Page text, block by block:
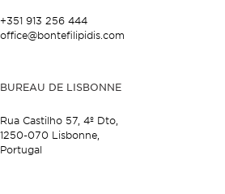
+351 913 256 444
office@bontefilipidis.com
BUREAU DE LISBONNE
Rua Castilho 57, 4º Dto,
1250-070 Lisbonne,
Portugal